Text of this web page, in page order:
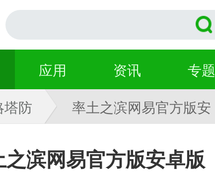
应用 资讯
专题
塔防
率土之滨网易官方版安
之滨网易官方版安卓版